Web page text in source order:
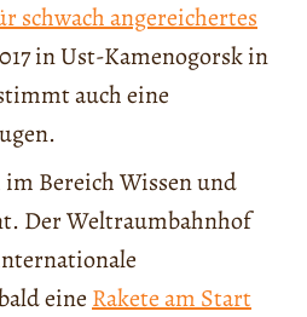
schwach angereichertes
in Ust-Kamenogorsk in
auch eine
Bereich Wissen und
Der Weltraumbahnhof
eineRakete am Start